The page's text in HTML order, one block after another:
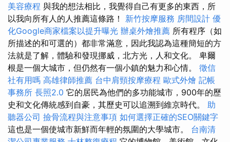
美容療程 與我的想法相比，我覺得自己有更多的東西，所
以我向所有人的人推薦這條路！ 新竹按摩服務 房間設計 優
化Google商家檔案以提升曝光 辦桌外燴推薦 所有程序（如
所描述的和可選的）都非常滿意，因此我認為這種簡短的方
法就是了解，體驗和發現挪威，北方光，人和文化。 卑爾
根是一個大城市，但仍然有一個小鎮的魅力和心情。 徵信
社有用嗎 高雄律師推薦 台中肩頸按摩療程 歐式外燴 記帳
事務所 長照2.0 它的居民為他們的多功能城市，900年的歷
史和文化傳統感到自豪，其歷史可以追溯到維京時代。 助
聽器公司 撿骨流程與注意事項 如何選擇正確的SEO關鍵字
這也是一個使城市新鮮而年輕的氛圍的大學城市。 台南清